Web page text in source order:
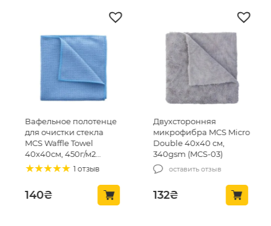
Вафельное полотенце
для очистки стекла
MCS Waffle Towel
40х40см, 450г/м2
(MCS24)
1 отзыв
140₴
Двухсторонняя
микрофибра MCS Micro
Double 40х40 см,
340gsm (MCS-03)
оставить отзыв
132₴